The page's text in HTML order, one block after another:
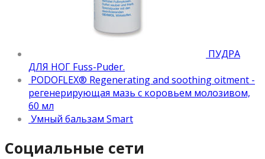
ПУДРА
ДЛЯ НОГ Fuss-Puder.
PODOFLEX® Regenerating and soothing oitment -
регенерирующая мазь с коровьем молозивом,
60 мл
Умный бальзам Smart
Социальные сети